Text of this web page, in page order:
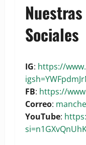
Sociales
IG: https://
FB: https://
Correo:
YouTube: